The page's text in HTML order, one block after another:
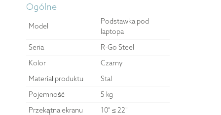
Ogólne
Model
Podstawka pod
laptopa
Seria
R-Go Steel
Kolor
Czarny
Materiał produktu
Stal
Pojemność
5 kg
Przekątna ekranu
10" ≤ 22"